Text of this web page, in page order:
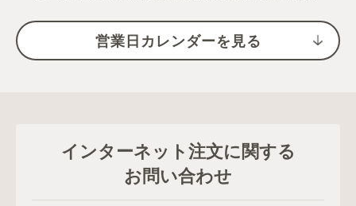
営業日カレンダーを見る
インターネット注文に関する
お問い合わせ